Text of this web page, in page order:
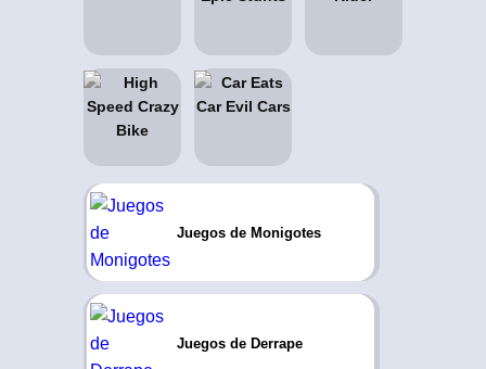
Juegos de Monigotes
Juegos de Derrape